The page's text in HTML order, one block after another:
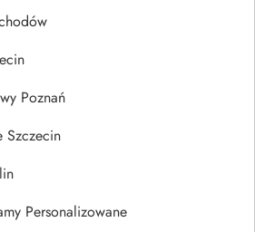
Poznań
Szczecin
Personalizowane